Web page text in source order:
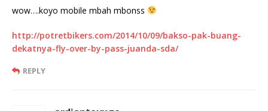
wow….koyo mobile mbah mbonss
http://potretbikers.com/2014/10/09/bakso-pak-buang-
dekatnya-fly-over-by-pass-juanda-sda/
REPLY